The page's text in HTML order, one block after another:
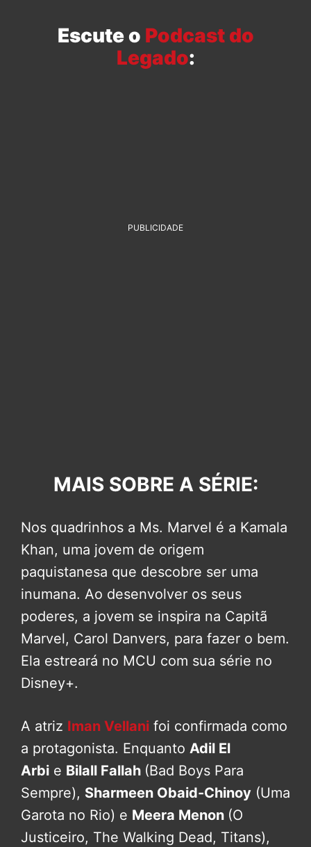
Escute o Podcast do
Legado:
PUBLICIDADE
MAIS SOBRE A SÉRIE:
Nos quadrinhos a Ms. Marvel é a Kamala
Khan, uma jovem de origem
paquistanesa que descobre ser uma
inumana. Ao desenvolver os seus
poderes, a jovem se inspira na Capitã
Marvel, Carol Danvers, para fazer o bem.
Ela estreará no MCU com sua série no
Disney+.
A atriz Iman Vellani foi confirmada como
a protagonista. Enquanto Adil El
Arbi e Bilall Fallah (Bad Boys Para
Sempre), Sharmeen Obaid-Chinoy (Uma
Garota no Rio) e Meera Menon (O
Justiceiro, The Walking Dead, Titans),